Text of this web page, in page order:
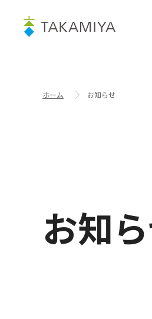
ホーム お知らせ
お知